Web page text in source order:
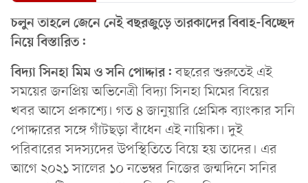
চলুন তাহলে জেনে নেই বছরজুড়ে তারকাদের বিবাহ-বিচ্ছেদ
নিয়ে বিস্তারিত:
বিদ্যা সিনহা মিম ও সনি পোদ্দার:বছরের শুরুতেই এই
সময়ের জনপ্রিয় অভিনেত্রী বিদ্যা সিনহা মিমের বিয়ের
খবর আসে প্রকাশ্যে। গত ৪ জানুয়ারি প্রেমিক ব্যাংকার সনি
পোদ্দারের সঙ্গে গাঁটছড়া বাঁধেন এই নায়িকা। দুই
পরিবারের সদস্যদের উপস্থিতিতে বিয়ে হয় তাদের। এর
আগে ২০২১ সালের ১০ নভেম্বর নিজের জন্মদিনে সনির